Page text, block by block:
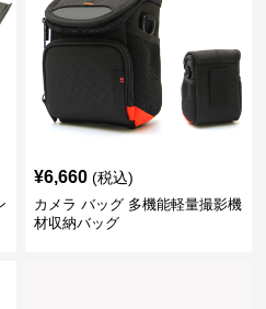
¥6,660 (税込)
カメラ バッグ 多機能軽量撮影機
材収納バッグ